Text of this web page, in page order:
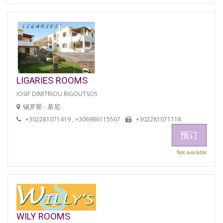
LIGARIES ROOMS
IOSIF DIMITRIOU RIGOUTSOS
锡罗斯 - 基尼
+302281071419 , +306986115567 +302281071118
预订
Not available
WILY ROOMS